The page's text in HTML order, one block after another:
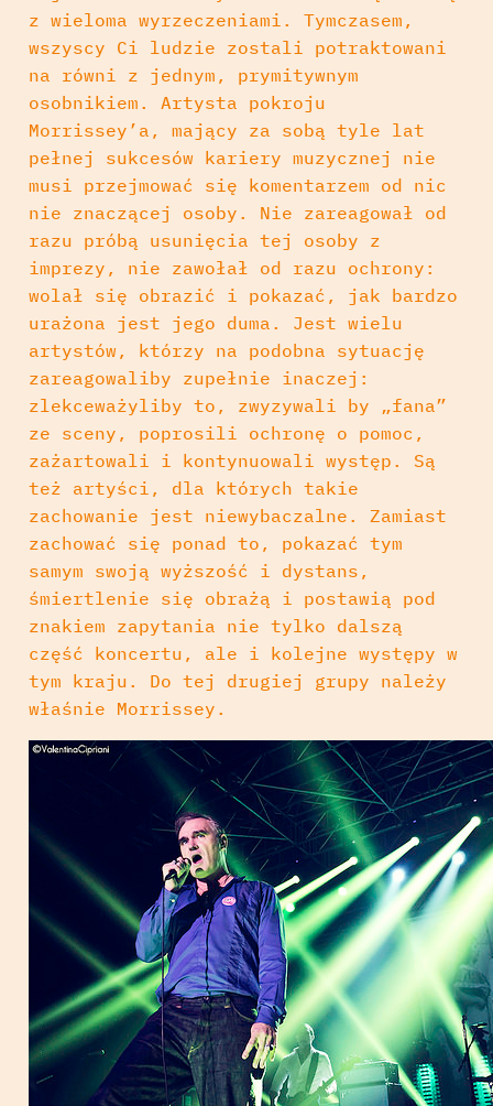
z wieloma wyrzeczeniami. Tymczasem,
wszyscy Ci ludzie zostali potraktowani
na równi z jednym, prymitywnym
osobnikiem. Artysta pokroju
Morrissey’a, mający za sobą tyle lat
pełnej sukcesów kariery muzycznej nie
musi przejmować się komentarzem od nic
nie znaczącej osoby. Nie zareagował od
razu próbą usunięcia tej osoby z
imprezy, nie zawołał od razu ochrony:
wolał się obrazić i pokazać, jak bardzo
urażona jest jego duma. Jest wielu
artystów, którzy na podobna sytuację
zareagowaliby zupełnie inaczej:
zlekceważyliby to, zwyzywali by „fana”
ze sceny, poprosili ochronę o pomoc,
zażartowali i kontynuowali występ. Są
też artyści, dla których takie
zachowanie jest niewybaczalne. Zamiast
zachować się ponad to, pokazać tym
samym swoją wyższość i dystans,
śmiertlenie się obrażą i postawią pod
znakiem zapytania nie tylko dalszą
część koncertu, ale i kolejne występy w
tym kraju. Do tej drugiej grupy należy
właśnie Morrissey.